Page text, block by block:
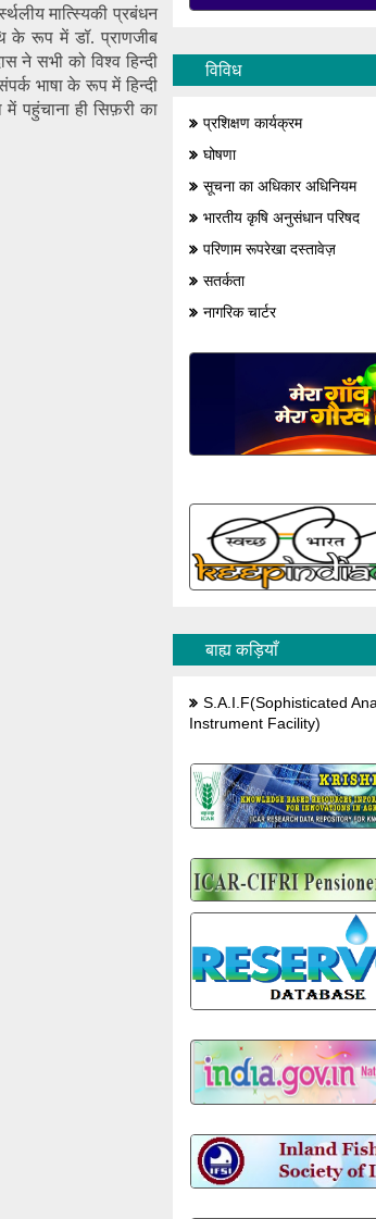
मात्स्यिकी प्रबंधन
के रूप में डॉ. प्राणजीब
ने सभी को विश्व हिन्दी
भाषा के रूप में हिन्दी
पहुंचाना ही सिफ़री का
विविध
प्रशिक्षण कार्यक्रम
घोषणा
सूचना का अधिकार अधिनियम
भारतीय कृषि अनुसंधान परिषद
परिणाम रूपरेखा दस्तावेज़
सतर्कता
नागरिक चार्टर
बाह्य कड़ियाँ
S.A.I.F(Sophisticated
Instrument Facility)